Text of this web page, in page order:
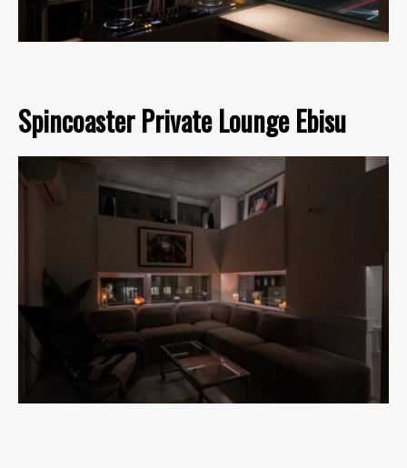
Spincoaster Private Lounge Ebisu